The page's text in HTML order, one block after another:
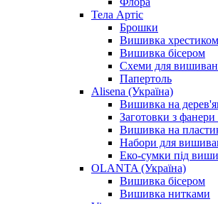
Тела Артіс
Брошки
Вишивка хрестиком
Вишивка бісером
Схеми для
Папертоль
Alisena (Україна)
Вишивка на
Заготовки з
Вишивка на
Набори для
Еко-сумки під
OLANTA (Україна)
Вишивка бісером
Вишивка нитками